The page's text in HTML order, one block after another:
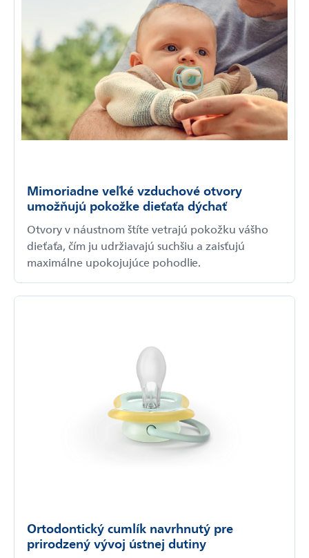
Mimoriadne veľké vzduchové otvory
umožňujú pokožke dieťaťa dýchať
Otvory v náustnom štíte vetrajú pokožku vášho
dieťaťa, čím ju udržiavajú suchšiu a zaisťujú
maximálne upokojujúce pohodlie.
Ortodontický cumlík navrhnutý pre
prirodzený vývoj ústnej dutiny